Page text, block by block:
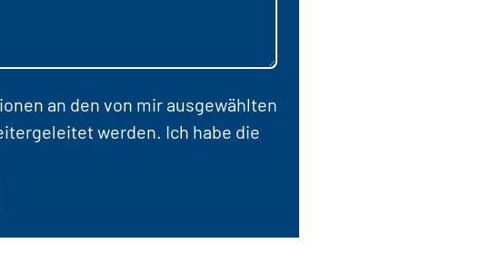
an den von mir ausgewählten
werden. Ich habe die